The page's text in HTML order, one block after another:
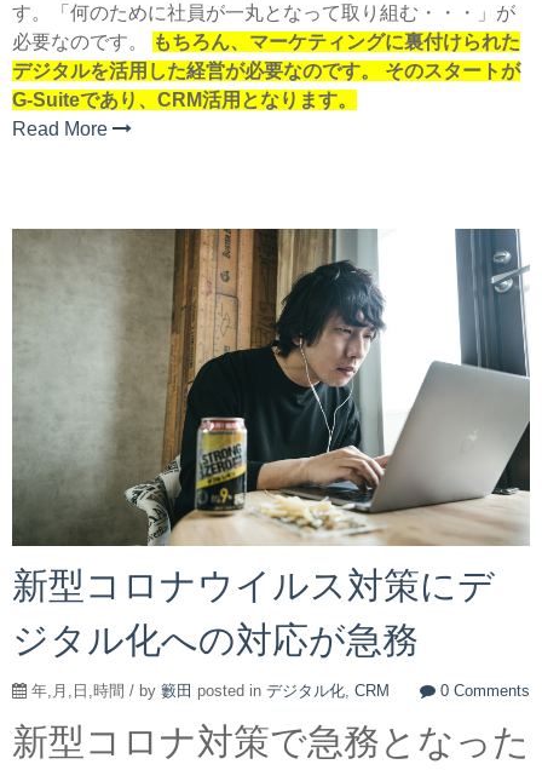
す。「何のために社員が一丸となって取り組む・・・」が
必要なのです。
もちろん、マーケティングに裏付けられた
デジタルを活用した経営が必要なのです。 そのスタートが
G-Suiteであり、CRM活用となります。
Read More
新型コロナウイルス対策にデ
ジタル化への対応が急務
年,月,日,時間 / by 籔田 posted in デジタル化 CRM 0 Comments
新型コロナ対策で急務となった